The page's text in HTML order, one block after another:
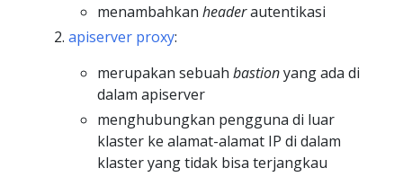
menambahkan headerautentikasi
apiserver proxy:
merupakan sebuah bastionyang ada di
dalam apiserver
menghubungkan pengguna di luar
klaster ke alamat-alamat IP di dalam
klaster yang tidak bisa terjangkau